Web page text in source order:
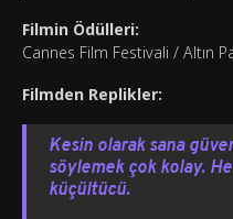
Filmin Ödülleri:
Cannes Film Festivali / Altın
Filmden Replikler:
Kesin olarak sana
söylemek çok kolay.
küçültücü.